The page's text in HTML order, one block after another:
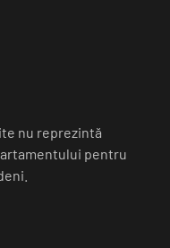
nu reprezintă
pentru